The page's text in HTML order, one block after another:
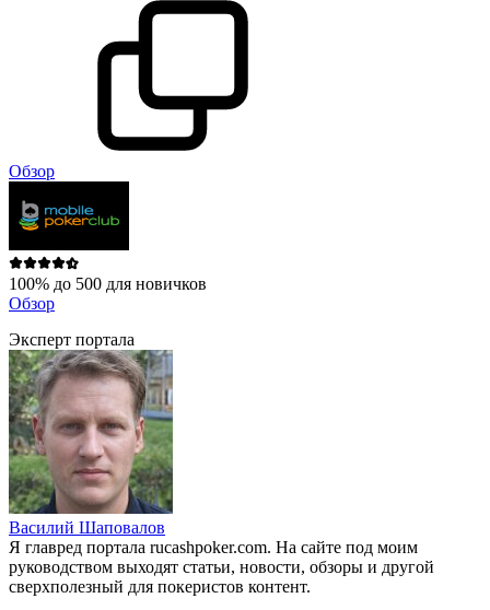
Обзор
100% до 500 для новичков
Обзор
Эксперт портала
Василий Шаповалов
Я главред портала rucashpoker.com. На сайте под моим
руководством выходят статьи, новости, обзоры и другой
сверхполезный для покеристов контент.